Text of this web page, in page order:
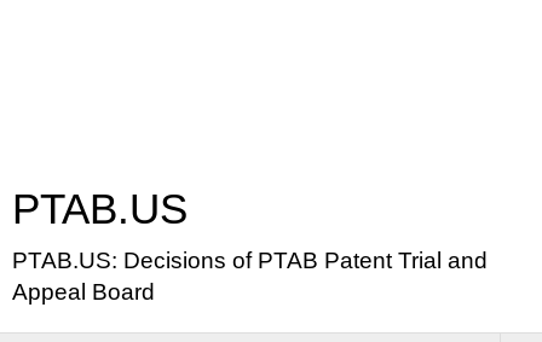
PTAB.US
PTAB.US: Decisions of PTAB Patent Trial and
Appeal Board